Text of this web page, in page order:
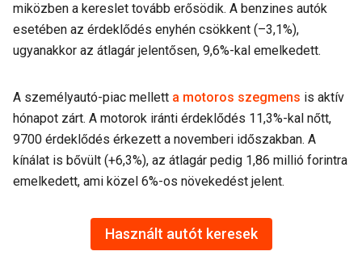
miközben a kereslet tovább erősödik. A benzines autók
esetében az érdeklődés enyhén csökkent (–3,1%),
ugyanakkor az átlagár jelentősen, 9,6%-kal emelkedett.
A személyautó-piac mellett a motoros szegmens is aktív
hónapot zárt. A motorok iránti érdeklődés 11,3%-kal nőtt,
9700 érdeklődés érkezett a novemberi időszakban. A
kínálat is bővült (+6,3%), az átlagár pedig 1,86 millió forintra
emelkedett, ami közel 6%-os növekedést jelent.
Használt autót keresek